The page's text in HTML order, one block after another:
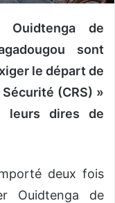
de
sont
le départ de
(CRS) »
dires de
deux fois
Ouidtenga de